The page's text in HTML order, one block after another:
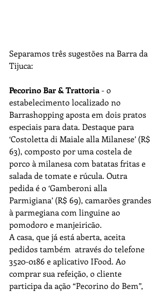
Separamos três sugestões na Barra da
Tijuca:
Pecorino Bar & Trattoria - o
estabelecimento localizado no
Barrashopping aposta em dois pratos
especiais para data. Destaque para
‘Costoletta di Maiale alla Milanese’ (R$
63), composto por uma costela de
porco à milanesa com batatas fritas e
salada de tomate e rúcula. Outra
pedida é o ‘Gamberoni alla
Parmigiana’ (R$ 69), camarões grandes
à parmegiana com linguine ao
pomodoro e manjeiricão.
A casa, que já está aberta, aceita
pedidos também  através do telefone
3520-0186 e aplicativo IFood. Ao
comprar sua refeição, o cliente
participa da ação “Pecorino do Bem”,